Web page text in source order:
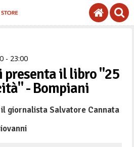
- 2300
presenta il libro "25
- Bompiani
giornalista Salvatore Cannata